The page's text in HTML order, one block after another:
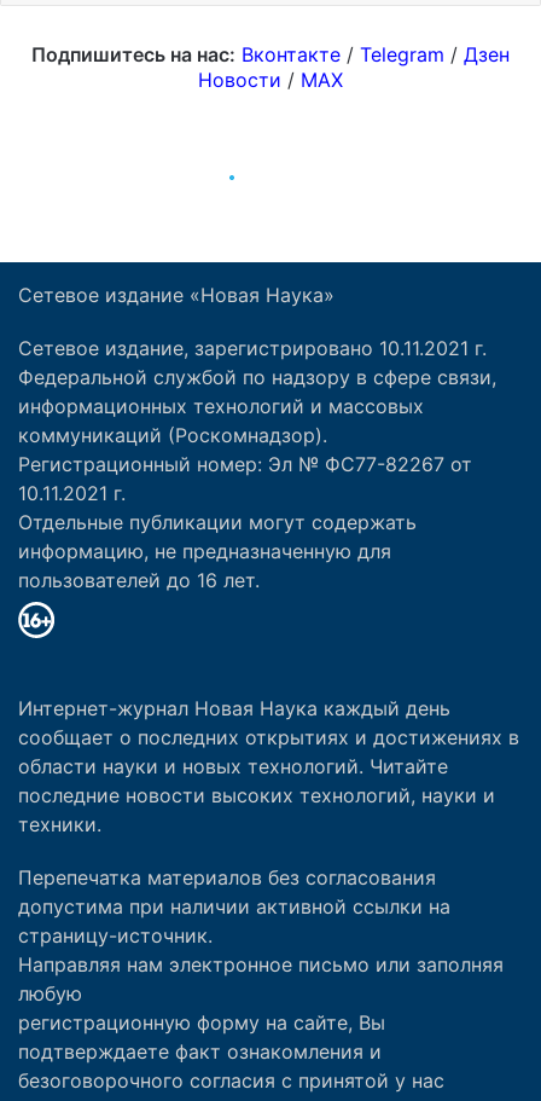
Сетевое издание «Новая Наука»
Сетевое издание, зарегистрировано 10.11.2021 г.
Федеральной службой по надзору в сфере связи,
информационных технологий и массовых
коммуникаций (Роскомнадзор).
Регистрационный номер: Эл № ФС77-82267 от
10.11.2021 г.
Отдельные публикации могут содержать
информацию, не предназначенную для
пользователей до 16 лет.
Интернет-журнал Новая Наука каждый день
сообщает о последних открытиях и достижениях в
области науки и новых технологий. Читайте
последние новости высоких технологий, науки и
техники.
Перепечатка материалов без согласования
допустима при наличии активной ссылки на
страницу-источник.
Направляя нам электронное письмо или заполняя
любую
регистрационную форму на сайте, Вы
подтверждаете факт ознакомления и
безоговорочного согласия с принятой у нас